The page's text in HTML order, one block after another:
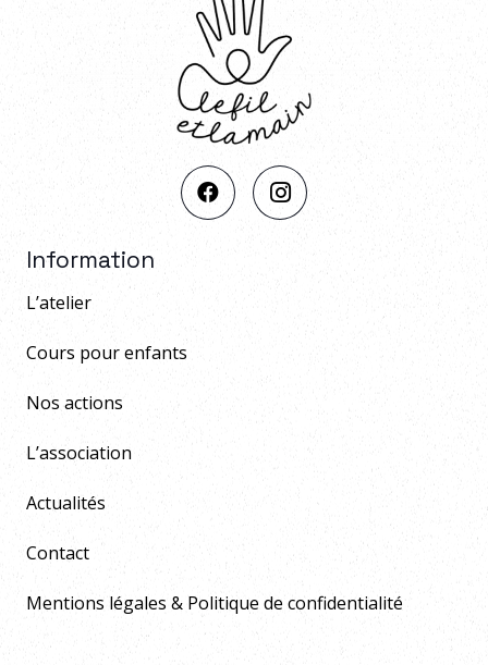
Information
L’atelier
Cours pour enfants
Nos actions
L’association
Actualités
Contact
Mentions légales & Politique de confidentialité